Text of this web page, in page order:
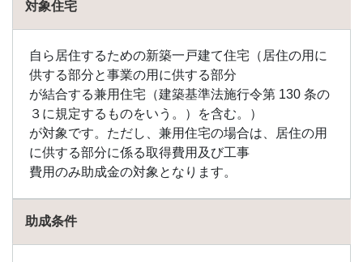
対象住宅
自ら居住するための新築一戸建て住宅（居住の用に
供する部分と事業の用に供する部分
が結合する兼用住宅（建築基準法施行令第 130 条の
３に規定するものをいう。）を含む。）
が対象です。ただし、兼用住宅の場合は、居住の用
に供する部分に係る取得費用及び工事
費用のみ助成金の対象となります。
助成条件